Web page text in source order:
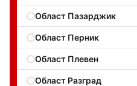
Област Пазарджик
Област Перник
Област Плевен
Област Разград